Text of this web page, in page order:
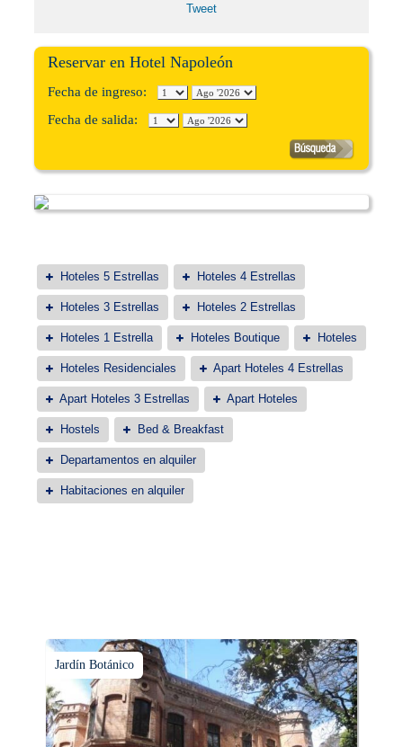
Tweet
Reservar en Hotel Napoleón
Fecha de ingreso:
Fecha de salida:
Hoteles 5 Estrellas Hoteles 4 Estrellas
Hoteles 3 Estrellas Hoteles 2 Estrellas
Hoteles 1 Estrella Hoteles Boutique Hoteles
Hoteles Residenciales Apart Hoteles 4 Estrellas
Apart Hoteles 3 Estrellas Apart Hoteles
Hostels Bed & Breakfast
Departamentos en alquiler
Habitaciones en alquiler
Jardín Botánico